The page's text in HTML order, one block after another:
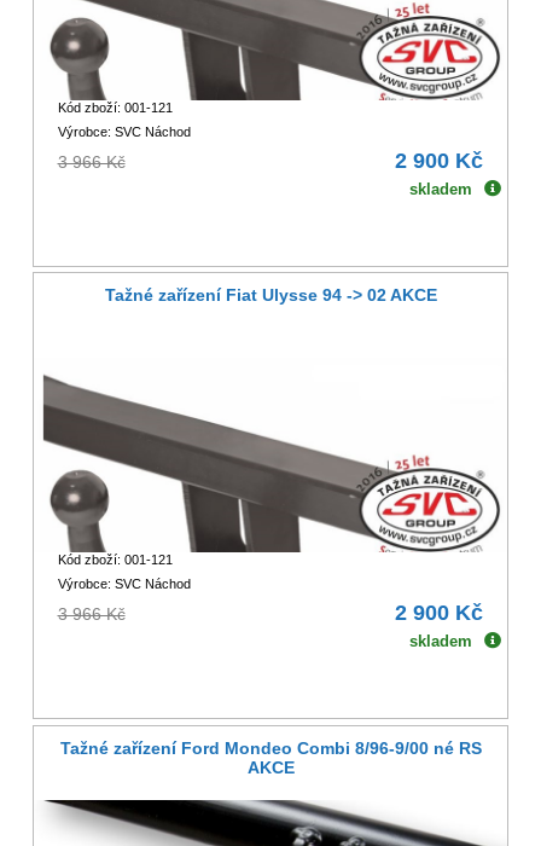
Kód zboží: 001-121
Výrobce: SVC Náchod
3 966 Kč 2 900 Kč
skladem
Tažné zařízení Fiat Ulysse 94 -> 02 AKCE
Kód zboží: 001-121
Výrobce: SVC Náchod
3 966 Kč 2 900 Kč
skladem
Tažné zařízení Ford Mondeo Combi 8/96-9/00 né RS
AKCE